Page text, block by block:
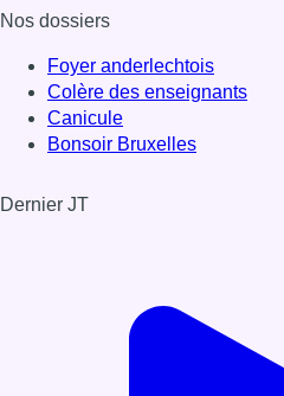
Nos dossiers
Foyer anderlechtois
Colère des enseignants
Canicule
Bonsoir Bruxelles
Dernier JT